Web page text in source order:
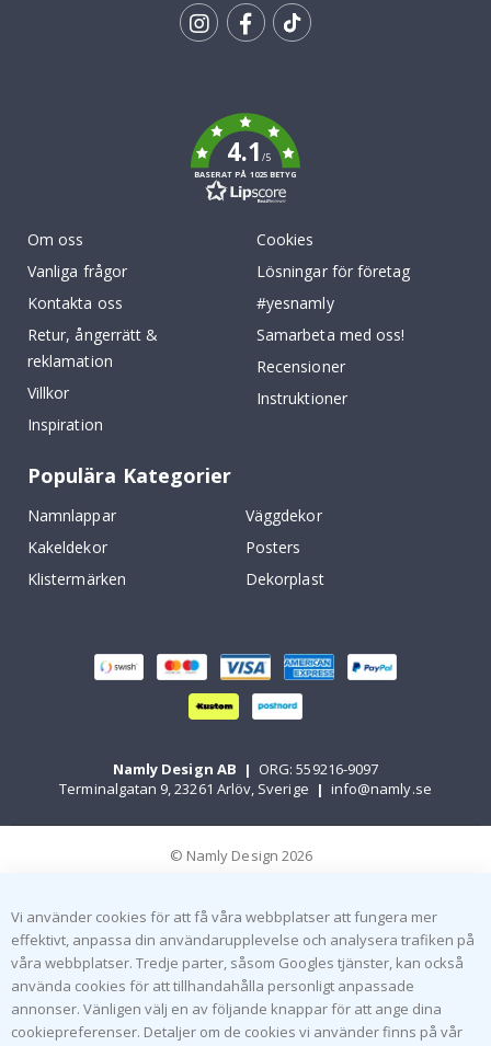
4.1/5
BASERAT PÅ 1025 BETYG
Om oss
Vanliga frågor
Kontakta oss
Retur, ångerrätt &
reklamation
Villkor
Inspiration
Cookies
Lösningar för företag
#yesnamly
Samarbeta med oss!
Recensioner
Instruktioner
Populära Kategorier
Namnlappar
Väggdekor
Kakeldekor
Posters
Klistermärken
Dekorplast
Namly Design AB | ORG: 559216-9097
Terminalgatan 9, 23261 Arlöv, Sverige | info@namly.se
© Namly Design 2026
Vi använder cookies för att få våra webbplatser att fungera mer
effektivt, anpassa din användarupplevelse och analysera trafiken på
våra webbplatser. Tredje parter, såsom Googles tjänster, kan också
använda cookies för att tillhandahålla personligt anpassade
annonser. Vänligen välj en av följande knappar för att ange dina
cookiepreferenser. Detaljer om de cookies vi använder finns på vår